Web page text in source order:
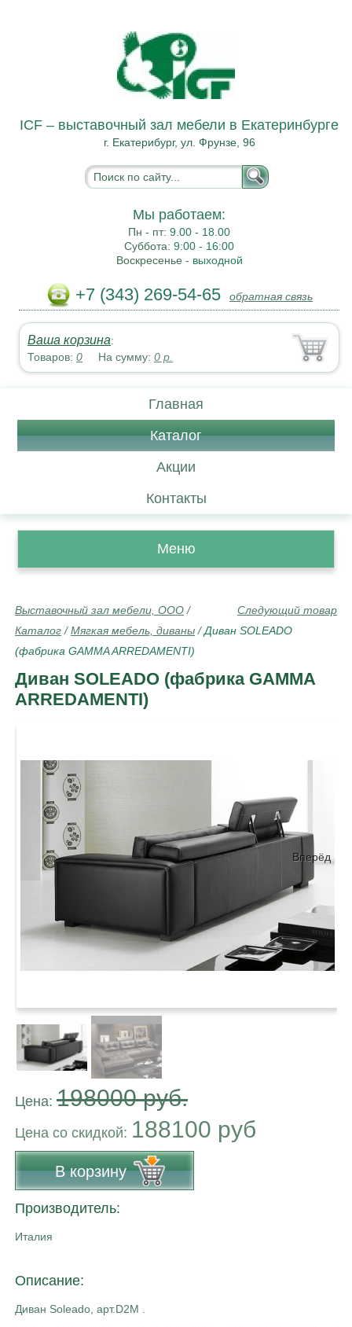
ICF – выставочный зал мебели в Екатеринбурге
г. Екатерибург, ул. Фрунзе, 96
Мы работаем:
Пн - пт:9.00 - 18.00
Суббота:9:00 - 16:00
Воскресенье - выходной
+7 (343) 269-54-65 обратная связь
Ваша корзина:
Товаров:0 На сумму:0 р.
Главная
Каталог
Акции
Контакты
Меню
Следующий товар
Выставочный зал мебели, ООО /
Каталог /Мягкая мебель, диваны /Диван SOLEADO
(фабрика GAMMA ARREDAMENTI)
Диван SOLEADO (фабрика GAMMA
ARREDAMENTI)
Вперёд
Цена: 198000 руб.
Цена co скидкой: 188100 руб
В корзину
Производитель:
Италия
Описание:
Диван Soleado, арт.D2M .